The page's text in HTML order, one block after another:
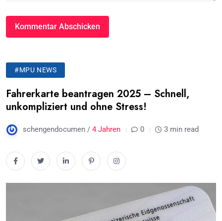
#MPU NEWS
Fahrerkarte beantragen 2025 – Schnell,
unkompliziert und ohne Stress!
schengendocumen / 4 Jahren 0 3 min read